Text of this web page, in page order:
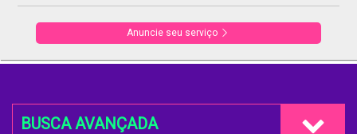
Anuncie seu serviço
BUSCA AVANÇADA